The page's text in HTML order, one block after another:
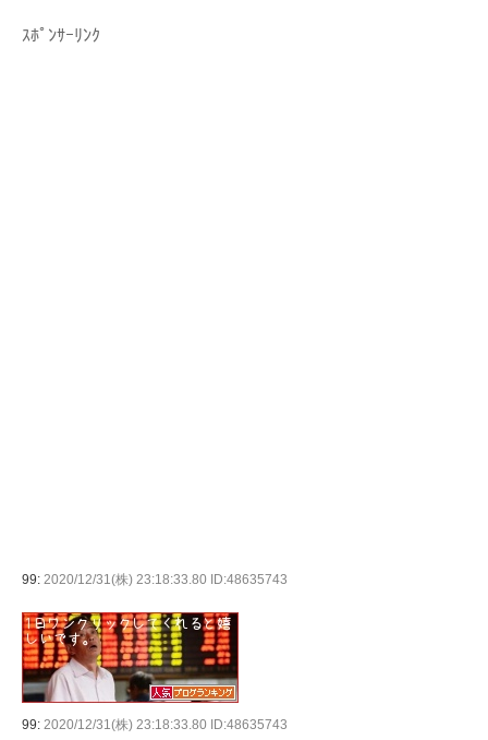
ｽﾎﾟﾝｻｰﾘﾝｸ
99: 2020/12/31(株) 23:18:33.80 ID:48635743
99: 2020/12/31(株) 23:18:33.80 ID:48635743